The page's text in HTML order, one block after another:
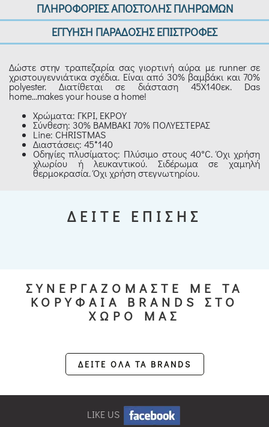
ΠΛΗΡΟΦΟΡΙΕΣ ΑΠΟΣΤΟΛΗΣ ΠΛΗΡΩΜΩΝ
ΕΓΓΥΗΣΗ ΠΑΡΑΔΟΣΗΣ ΕΠΙΣΤΡΟΦΕΣ
Δώστε στην τραπεζαρία σας γιορτινή αύρα με runner σε
χριστουγεννιάτικα σχέδια. Είναι από 30% βαμβάκι και 70%
polyester. Διατίθεται σε διάσταση 45Χ140εκ. Das
home...makes your house a home!
Χρώματα: ΓΚΡΙ, ΕΚΡΟΥ
Σύνθεση: 30% ΒΑΜΒΑΚΙ 70% ΠΟΛΥΕΣΤΕΡΑΣ
Line: CHRISTMAS
Διαστάσεις: 45*140
Οδηγίες πλυσίματος: Πλύσιμο στους 40°C. Όχι χρήση
χλωρίου ή λευκαντικού. Σιδέρωμα σε χαμηλή
θερμοκρασία. Όχι χρήση στεγνωτηρίου.
ΔΕΙΤΕ ΕΠΙΣΗΣ
ΣΥΝΕΡΓΑΖΟΜΑΣΤΕ ΜΕ ΤΑ
ΚΟΡΥΦΑΙΑ BRANDS ΣΤΟ
ΧΩΡΟ ΜΑΣ
ΔΕΙΤΕ ΟΛΑ ΤΑ BRANDS
LIKE US